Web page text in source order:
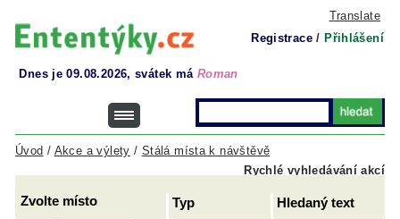
Translate
Registrace / Přihlášení
Dnes je 09.08.2026, svátek má Roman
Rychlé vyhledávání akcí
Úvod / Akce a výlety / Stálá místa k návštěvě
Zvolte místo Typ Hledaný text